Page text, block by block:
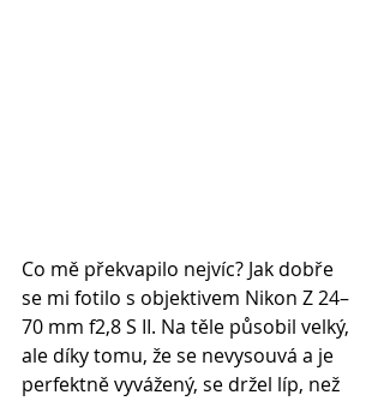
Co mě překvapilo nejvíc? Jak dobře
se mi fotilo s objektivem Nikon Z 24–
70 mm f2,8 S II. Na těle působil velký,
ale díky tomu, že se nevysouvá a je
perfektně vyvážený, se držel líp, než